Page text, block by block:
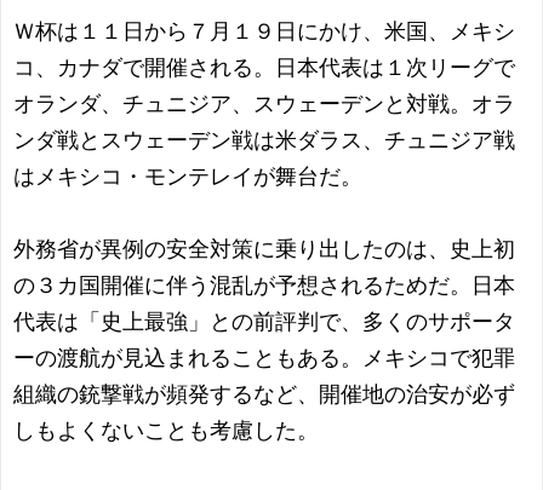
Ｗ杯は１１日から７月１９日にかけ、米国、メキシ
コ、カナダで開催される。日本代表は１次リーグで
オランダ、チュニジア、スウェーデンと対戦。オラ
ンダ戦とスウェーデン戦は米ダラス、チュニジア戦
はメキシコ・モンテレイが舞台だ。
外務省が異例の安全対策に乗り出したのは、史上初
の３カ国開催に伴う混乱が予想されるためだ。日本
代表は「史上最強」との前評判で、多くのサポータ
ーの渡航が見込まれることもある。メキシコで犯罪
組織の銃撃戦が頻発するなど、開催地の治安が必ず
しもよくないことも考慮した。